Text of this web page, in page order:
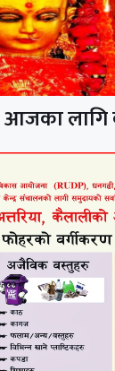
आजका